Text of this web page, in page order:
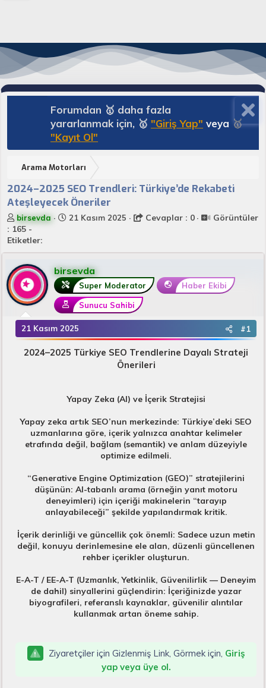
Forumdan 🥇 daha fazla
yararlanmak için, 🥇 "Giriş Yap" veya 🥇
"Kayıt Ol"
Arama Motorları
2024–2025 SEO Trendleri: Türkiye’de Rekabeti
Ateşleyecek Öneriler
K
o
n
u
u
B
a
ş
l
birsevda
B
l
n
g
ı
ç
t
a
r
i
21 Kasım 2025 Cevaplar : 0
Görüntüler
: 165 -
Etiketler:
birsevda
Super Moderator Haber Ekibi
Sunucu Sahibi
21 Kasım 2025 #1
2024–2025 Türkiye SEO Trendlerine Dayalı Strateji
Önerileri
Yapay Zeka (AI) ve İçerik Stratejisi
Yapay zeka artık SEO’nun merkezinde: Türkiye’deki SEO
uzmanlarına göre, içerik yalnızca anahtar kelimeler
etrafında değil, bağlam (semantik) ve anlam düzeyiyle
optimize edilmeli.
“Generative Engine Optimization (GEO)” stratejilerini
düşünün: AI-tabanlı arama (örneğin yanıt motoru
deneyimleri) için içeriği makinelerin “tarayıp
anlayabileceği” şekilde yapılandırmak kritik.
İçerik derinliği ve güncellik çok önemli: Sadece uzun metin
değil, konuyu derinlemesine ele alan, düzenli güncellenen
rehber içerikler oluşturun.
E-A-T / EE-A-T (Uzmanlık, Yetkinlik, Güvenilirlik — Deneyim
de dahil) sinyallerini güçlendirin: İçeriğinizde yazar
biyografileri, referanslı kaynaklar, güvenilir alıntılar
kullanmak artan öneme sahip.
Ziyaretçiler için Gizlenmiş Link, Görmek için, Giriş
yap veya üye ol.